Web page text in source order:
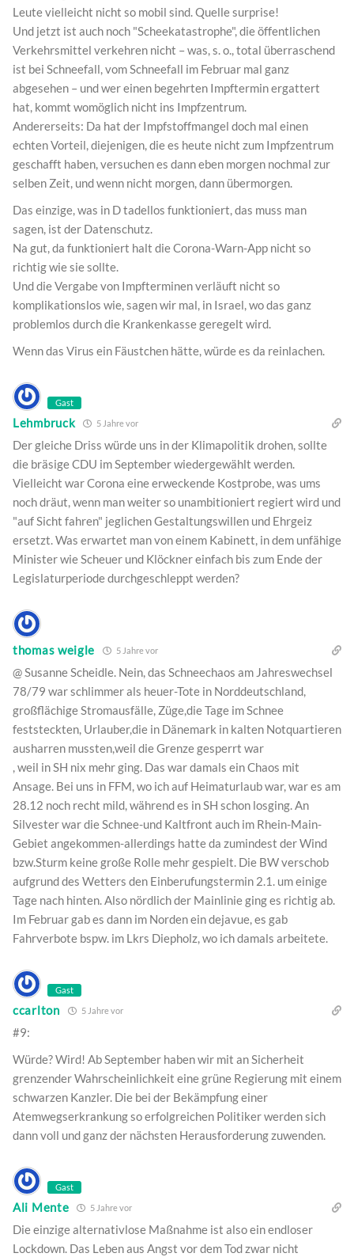
Leute vielleicht nicht so mobil sind. Quelle surprise!
Und jetzt ist auch noch "Scheekatastrophe", die öffentlichen
Verkehrsmittel verkehren nicht – was, s. o., total überraschend
ist bei Schneefall, vom Schneefall im Februar mal ganz
abgesehen – und wer einen begehrten Impftermin ergattert
hat, kommt womöglich nicht ins Impfzentrum.
Andererseits: Da hat der Impfstoffmangel doch mal einen
echten Vorteil, diejenigen, die es heute nicht zum Impfzentrum
geschafft haben, versuchen es dann eben morgen nochmal zur
selben Zeit, und wenn nicht morgen, dann übermorgen.
Das einzige, was in D tadellos funktioniert, das muss man
sagen, ist der Datenschutz.
Na gut, da funktioniert halt die Corona-Warn-App nicht so
richtig wie sie sollte.
Und die Vergabe von Impfterminen verläuft nicht so
komplikationslos wie, sagen wir mal, in Israel, wo das ganz
problemlos durch die Krankenkasse geregelt wird.
Wenn das Virus ein Fäustchen hätte, würde es da reinlachen.
Gast
Lehmbruck 5 Jahre vor
Der gleiche Driss würde uns in der Klimapolitik drohen, sollte
die bräsige CDU im September wiedergewählt werden.
Vielleicht war Corona eine erweckende Kostprobe, was ums
noch dräut, wenn man weiter so unambitioniert regiert wird und
"auf Sicht fahren" jeglichen Gestaltungswillen und Ehrgeiz
ersetzt. Was erwartet man von einem Kabinett, in dem unfähige
Minister wie Scheuer und Klöckner einfach bis zum Ende der
Legislaturperiode durchgeschleppt werden?
thomas weigle 5 Jahre vor
@ Susanne Scheidle. Nein, das Schneechaos am Jahreswechsel
78/79 war schlimmer als heuer-Tote in Norddeutschland,
großflächige Stromausfälle, Züge,die Tage im Schnee
feststeckten, Urlauber,die in Dänemark in kalten Notquartieren
ausharren mussten,weil die Grenze gesperrt war
, weil in SH nix mehr ging. Das war damals ein Chaos mit
Ansage. Bei uns in FFM, wo ich auf Heimaturlaub war, war es am
28.12 noch recht mild, während es in SH schon losging. An
Silvester war die Schnee-und Kaltfront auch im Rhein-Main-
Gebiet angekommen-allerdings hatte da zumindest der Wind
bzw.Sturm keine große Rolle mehr gespielt. Die BW verschob
aufgrund des Wetters den Einberufungstermin 2.1. um einige
Tage nach hinten. Also nördlich der Mainlinie ging es richtig ab.
Im Februar gab es dann im Norden ein dejavue, es gab
Fahrverbote bspw. im Lkrs Diepholz, wo ich damals arbeitete.
Gast
ccarlton 5 Jahre vor
#9:
Würde? Wird! Ab September haben wir mit an Sicherheit
grenzender Wahrscheinlichkeit eine grüne Regierung mit einem
schwarzen Kanzler. Die bei der Bekämpfung einer
Atemwegserkrankung so erfolgreichen Politiker werden sich
dann voll und ganz der nächsten Herausforderung zuwenden.
Gast
Ali Mente 5 Jahre vor
Die einzige alternativlose Maßnahme ist also ein endloser
Lockdown. Das Leben aus Angst vor dem Tod zwar nicht